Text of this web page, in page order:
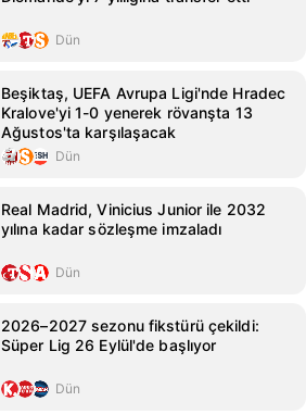
Dün
Beşiktaş, UEFA Avrupa Ligi'nde Hradec
Kralove'yi 1-0 yenerek rövanşta 13
Ağustos'ta karşılaşacak
Dün
Real Madrid, Vinicius Junior ile 2032
yılına kadar sözleşme imzaladı
Dün
2026–2027 sezonu fikstürü çekildi:
Süper Lig 26 Eylül'de başlıyor
Dün